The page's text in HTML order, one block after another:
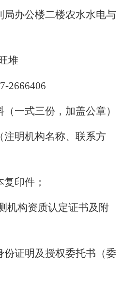
局办公楼二楼农水水电与
堆
2666406
（一式三份，加盖公章）
注明机构名称、联系方
印件；
机构资质认定证书及附
份证明及授权委托书（委